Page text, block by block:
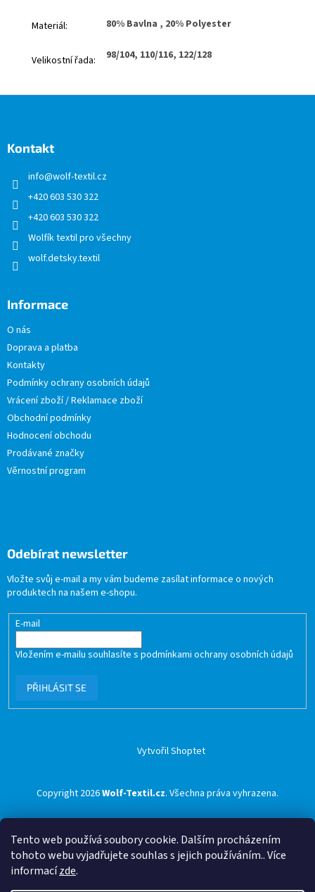
Tento web používá soubory cookie. Dalším procházením
tohoto webu vyjadřujete souhlas s jejich používáním.. Více
informacízde.
Materiál: 80% Bavlna , 20% Polyester
Velikostní řada: 98/104, 110/116, 122/128
Kontakt
info@wolf-textil.cz
+420 603 530 322
+420 603 530 322
Wolfík textil pro všechny
wolf.detsky.textil
Informace
O nás
Doprava a platba
Kontakty
Podmínky ochrany osobních údajů
Vrácení zboží / Reklamace zboží
Obchodní podmínky
Hodnocení obchodu
Prodávané značky
Věrnostní program
Odebírat newsletter
Vložte svůj e-mail a my vám budeme zasílat informace o nových
produktech na našem e-shopu.
E-mail
Vložením e-mailu souhlasíte s podmínkami ochrany osobních údajů
PŘIHLÁSIT SE
Vytvořil Shoptet
Copyright 2026Wolf-Textil.cz. Všechna práva vyhrazena.